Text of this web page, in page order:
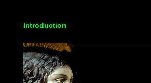
Introduction